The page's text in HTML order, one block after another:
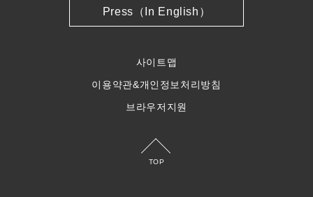
Press（In English）
사이트맵
이용약관&개인정보처리방침
브라우저지원
TOP